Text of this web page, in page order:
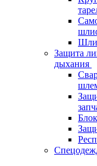
Защита
дыхания